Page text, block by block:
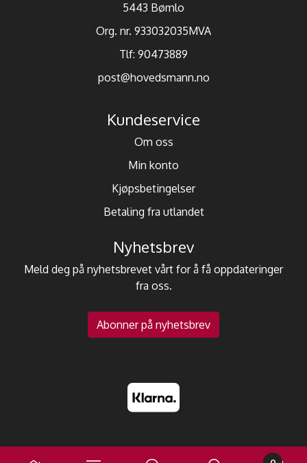
5443 Bømlo
Org. nr. 933032035MVA
Tlf: 90473889
post@hovedsmann.no
Kundeservice
Om oss
Min konto
Kjøpsbetingelser
Betaling fra utlandet
Nyhetsbrev
Meld deg på nyhetsbrevet vårt for å få oppdateringer
fra oss.
Abonner på nyhetsbrev